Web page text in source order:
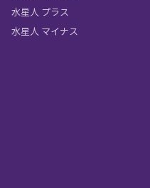
水星人 プラス
水星人 マイナス